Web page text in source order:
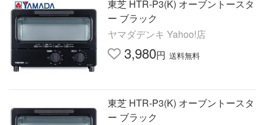
東芝 HTR-P3(K) オーブントースタ
ー ブラック
ヤマダデンキ Yahoo!店
3,980円 送料無料
東芝 HTR-P3(K) オーブントースタ
ー ブラック